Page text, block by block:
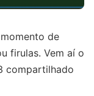
de
firulas. Vem aí o
compartilhado